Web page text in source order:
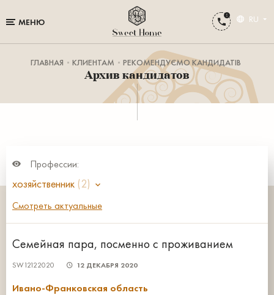
МЕНЮ RU
ГЛАВНАЯ КЛИЕНТАМ РЕКОМЕНДУЄМО КАНДИДАТІВ
Архив кандидатов
Профессии:
хозяйственник (2)
Смотреть актуальные
Семейная пара, посменно с проживанием
SW12122020 12 ДЕКАБРЯ 2020
Ивано-Франковская область